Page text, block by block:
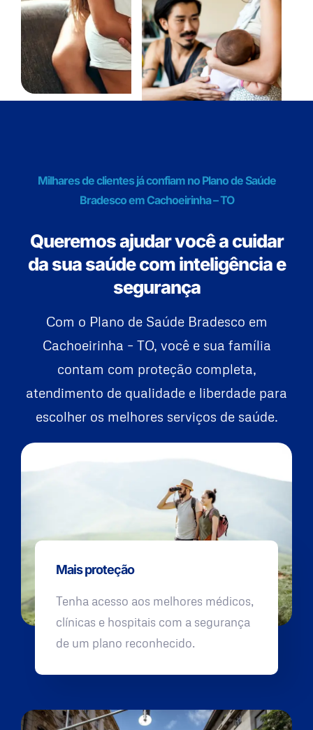
Milhares de clientes já confiam no Plano de Saúde
Bradesco em Cachoeirinha – TO
Queremos ajudar você a cuidar
da sua saúde com inteligência e
segurança
Com o Plano de Saúde Bradesco em
Cachoeirinha – TO, você e sua família
contam com proteção completa,
atendimento de qualidade e liberdade para
escolher os melhores serviços de saúde.
Mais proteção
Tenha acesso aos melhores médicos,
clínicas e hospitais com a segurança
de um plano reconhecido.